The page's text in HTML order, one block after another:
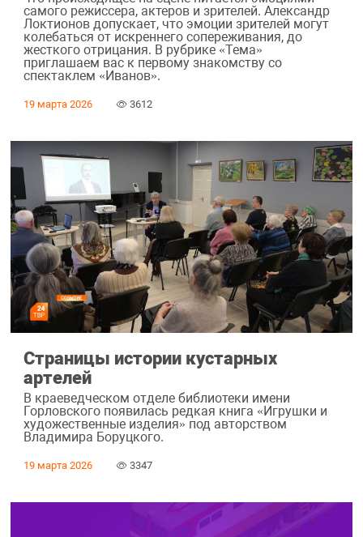
самого режиссера, актеров и зрителей. Александр
Локтионов допускает, что эмоции зрителей могут
колебаться от искреннего сопереживания, до
жесткого отрицания. В рубрике «Тема»
приглашаем вас к первому знакомству со
спектаклем «Иванов».
19 марта 2026 3612
Страницы истории кустарных
артелей
В краеведческом отделе библиотеки имени
Горловского появилась редкая книга «Игрушки и
художественные изделия» под авторством
Владимира Боруцкого.
19 марта 2026 3347